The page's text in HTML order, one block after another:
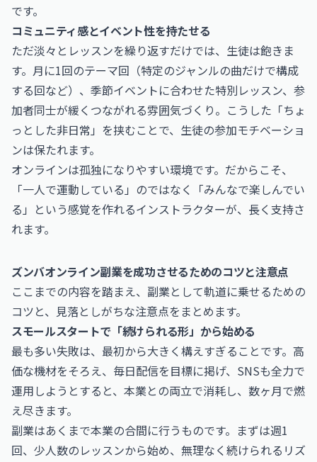
です。
コミュニティ感とイベント性を持たせる
ただ淡々とレッスンを繰り返すだけでは、生徒は飽きま
す。月に1回のテーマ回（特定のジャンルの曲だけで構成
する回など）、季節イベントに合わせた特別レッスン、参
加者同士が緩くつながれる雰囲気づくり。こうした「ちょ
っとした非日常」を挟むことで、生徒の参加モチベーショ
ンは保たれます。
オンラインは孤独になりやすい環境です。だからこそ、
「一人で運動している」のではなく「みんなで楽しんでい
る」という感覚を作れるインストラクターが、長く支持さ
れます。
ズンバオンライン副業を成功させるためのコツと注意点
ここまでの内容を踏まえ、副業として軌道に乗せるための
コツと、見落としがちな注意点をまとめます。
スモールスタートで「続けられる形」から始める
最も多い失敗は、最初から大きく構えすぎることです。高
価な機材をそろえ、毎日配信を目標に掲げ、SNSも全力で
運用しようとすると、本業との両立で消耗し、数ヶ月で燃
え尽きます。
副業はあくまで本業の合間に行うものです。まずは週1
回、少人数のレッスンから始め、無理なく続けられるリズ